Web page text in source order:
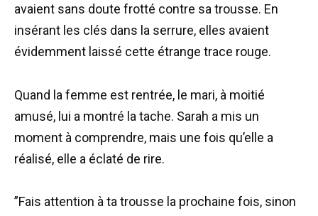
avaient sans doute frotté contre sa trousse. En
insérant les clés dans la serrure, elles avaient
évidemment laissé cette étrange trace rouge.
Quand la femme est rentrée, le mari, à moitié
amusé, lui a montré la tache. Sarah a mis un
moment à comprendre, mais une fois qu’elle a
réalisé, elle a éclaté de rire.
”Fais attention à ta trousse la prochaine fois, sinon